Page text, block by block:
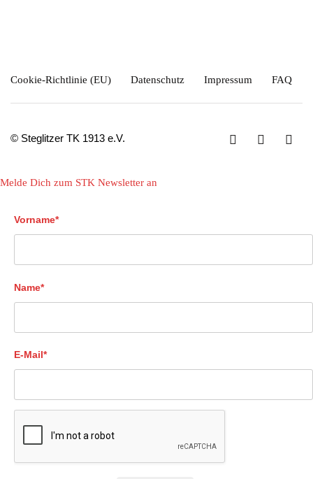
Cookie-Richtlinie (EU) Datenschutz Impressum FAQ
© Steglitzer TK 1913 e.V.
Melde Dich zum STK Newsletter an
Vorname*
Name*
E-Mail*